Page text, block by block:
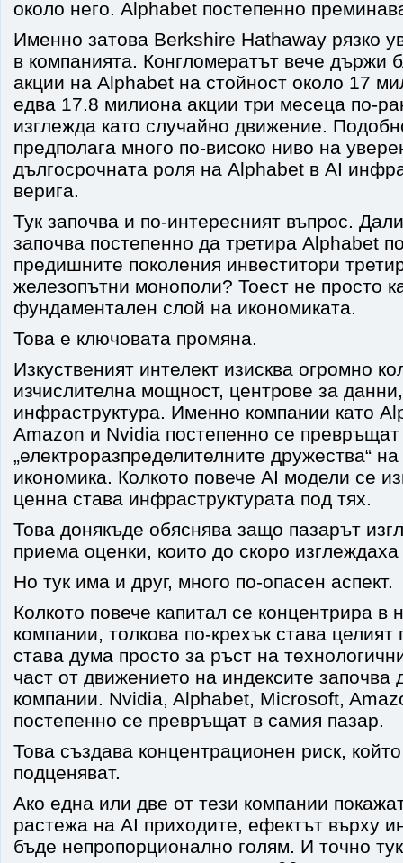
около него. Alphabet постепенно
Именно затова Berkshire Hathaway рязко
в компанията. Конгломератът вече държи
акции на Alphabet на стойност около 17
едва 17.8 милиона акции три месеца по-
изглежда като случайно движение.
предполага много по-високо ниво на
дългосрочната роля на Alphabet в AI
верига.
Тук започва и по-интересният въпрос.
започва постепенно да третира Alphabet
предишните поколения инвеститори
железопътни монополи? Тоест не просто
фундаментален слой на икономиката.
Това е ключовата промяна.
Изкуственият интелект изисква огромно
изчислителна мощност, центрове за
инфраструктура. Именно компании като
Amazon и Nvidia постепенно се превръщат
„електроразпределителните дружества“
икономика. Колкото повече AI модели се
ценна става инфраструктурата под тях.
Това донякъде обяснява защо пазарът
приема оценки, които до скоро
Но тук има и друг, много по-опасен аспект.
Колкото повече капитал се концентрира в
компании, толкова по-крехък става
става дума просто за ръст на
част от движението на индексите започва
компании. Nvidia, Alphabet, Microsoft,
постепенно се превръщат в самия пазар.
Това създава концентрационен риск,
подценяват.
Ако една или две от тези компании
растежа на AI приходите, ефектът върху
бъде непропорционално голям. И точно